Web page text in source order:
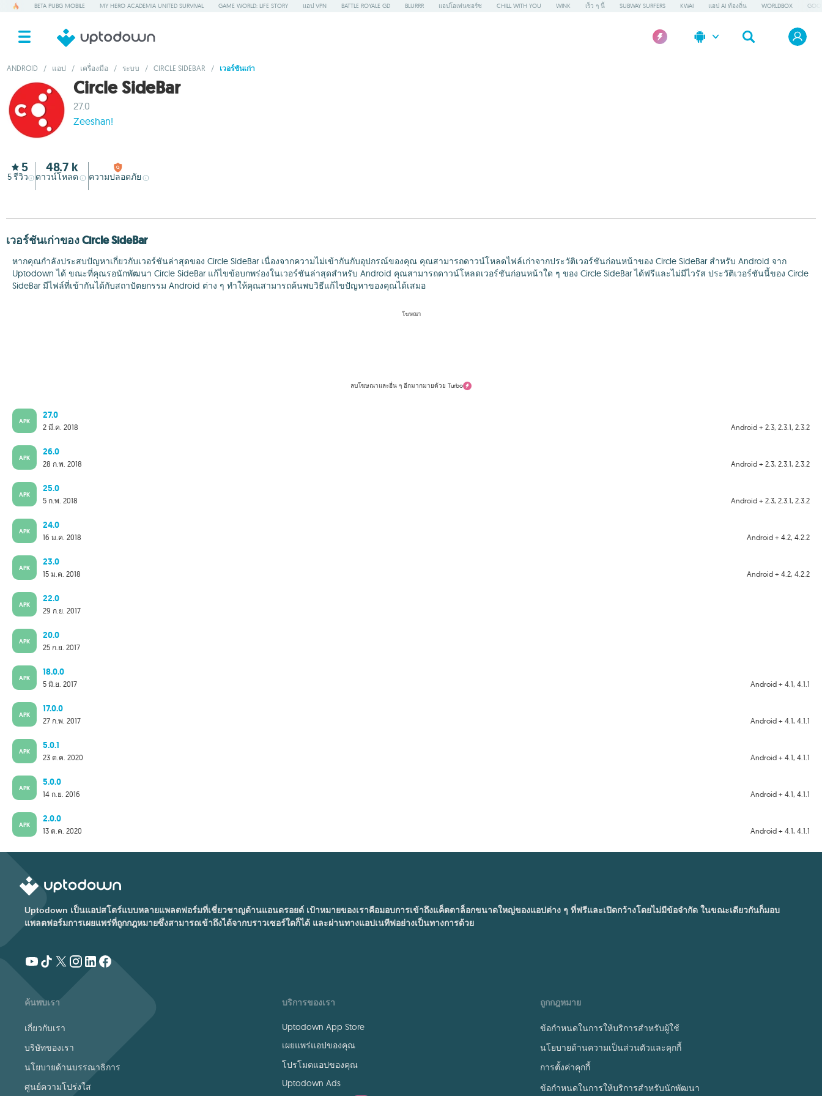
BETA PUBG MOBILE MY HERO ACADEMIA UNITED SURVIVAL GAME WORLD: LIFE STORY แอป VPN BATTLE ROYALE GD BLURRR แอปโอเพ่นซอร์ซ CHILL WITH YOU WINK เร็ว ๆ นี้ SUBWAY SURFERS KWAI แอป AI ท้องถิ่น WORLDBOX
ANDROID / แอป / เครื่องมือ / ระบบ / CIRCLE SIDEBAR / เวอร์ชันเก่า
Circle SideBar
27.0
Zeeshan!
5
5รีวิว
48.7 k
ดาวน์โหลด ความปลอดภัย
เวอร์ชันเก่าของ Circle SideBar
หากคุณกำลังประสบปัญหาเกี่ยวกับเวอร์ชันล่าสุดของ Circle SideBar เนื่องจากความไม่เข้ากันกับอุปกรณ์ของคุณ คุณสามารถดาวน์โหลดไฟล์เก่าจากประวัติเวอร์ชันก่อนหน้าของ Circle SideBar สำหรับ Android จาก
Uptodown ได้ ขณะที่คุณรอนักพัฒนา Circle SideBar แก้ไขข้อบกพร่องในเวอร์ชันล่าสุดสำหรับ Android คุณสามารถดาวน์โหลดเวอร์ชันก่อนหน้าใด ๆ ของ Circle SideBar ได้ฟรีและไม่มีไวรัส ประวัติเวอร์ชันนี้ของ Circle
SideBar มีไฟล์ที่เข้ากันได้กับสถาปัตยกรรม Android ต่าง ๆ ทำให้คุณสามารถค้นพบวิธีแก้ไขปัญหาของคุณได้เสมอ
โฆษณา
ลบโฆษณาและอื่น ๆ อีกมากมายด้วย Turbo
APK
27.0
Android + 2.3, 2.3.1, 2.3.2
2 มี.ค. 2018
APK
26.0
Android + 2.3, 2.3.1, 2.3.2
28 ก.พ. 2018
APK
25.0
Android + 2.3, 2.3.1, 2.3.2
5 ก.พ. 2018
APK
24.0
Android + 4.2, 4.2.2
16 ม.ค. 2018
APK
23.0
Android + 4.2, 4.2.2
15 ม.ค. 2018
APK
22.0
29 ก.ย. 2017
APK
20.0
25 ก.ย. 2017
APK
18.0.0
Android + 4.1, 4.1.1
5 มิ.ย. 2017
APK
17.0.0
Android + 4.1, 4.1.1
27 ก.พ. 2017
APK
5.0.1
Android + 4.1, 4.1.1
23 ต.ค. 2020
APK
5.0.0
Android + 4.1, 4.1.1
14 ก.ย. 2016
APK
2.0.0
Android + 4.1, 4.1.1
13 ต.ค. 2020
Uptodown เป็นแอปสโตร์แบบหลายแพลตฟอร์มที่เชี่ยวชาญด้านแอนดรอยด์ เป้าหมายของเราคือมอบการเข้าถึงแค็ตตาล็อกขนาดใหญ่ของแอปต่าง ๆ ที่ฟรีและเปิดกว้างโดยไม่มีข้อจำกัด ในขณะเดียวกันก็มอบ
แพลตฟอร์มการเผยแพร่ที่ถูกกฎหมายซึ่งสามารถเข้าถึงได้จากบราวเซอร์ใดก็ได้ และผ่านทางแอปเนทีฟอย่างเป็นทางการด้วย
ค้นพบเรา
เกี่ยวกับเรา
บริษัทของเรา
นโยบายด้านบรรณาธิการ
ศูนย์ความโปร่งใส
บริการของเรา
Uptodown App Store
เผยแพร่แอปของคุณ
โปรโมตแอปของคุณ
Uptodown Ads
ถูกกฎหมาย
ข้อกำหนดในการให้บริการสำหรับผู้ใช้
นโยบายด้านความเป็นส่วนตัวและคุกกี้
การตั้งค่าคุกกี้
ข้อกำหนดในการให้บริการสำหรับนักพัฒนา